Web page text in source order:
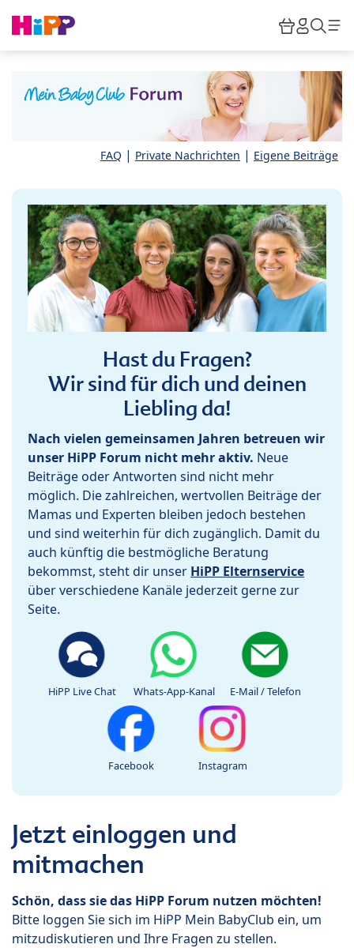
HiPP
FAQ | Private Nachrichten | Eigene Beiträge
Hast du Fragen?
Wir sind für dich und deinen
Liebling da!
Nach vielen gemeinsamen Jahren betreuen wir
unser HiPP Forum nicht mehr aktiv. Neue
Beiträge oder Antworten sind nicht mehr
möglich. Die zahlreichen, wertvollen Beiträge der
Mamas und Experten bleiben jedoch bestehen
und sind weiterhin für dich zugänglich. Damit du
auch künftig die bestmögliche Beratung
bekommst, steht dir unser HiPP Elternservice
über verschiedene Kanäle jederzeit gerne zur
Seite.
HiPP Live Chat Whats-App-Kanal E-Mail / Telefon
Facebook Instagram
Jetzt einloggen und
mitmachen
Schön, dass sie das HiPP Forum nutzen möchten!
Bitte loggen Sie sich im HiPP Mein BabyClub ein, um
mitzudiskutieren und Ihre Fragen zu stellen.